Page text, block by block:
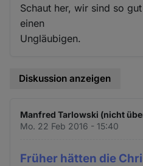
Schaut her, wir sind so
einen
Ungläubigen.
Diskussion anzeigen
Manfred Tarlowski (nicht
Mo. 22 Feb 2016 - 15:40
Früher hätten die